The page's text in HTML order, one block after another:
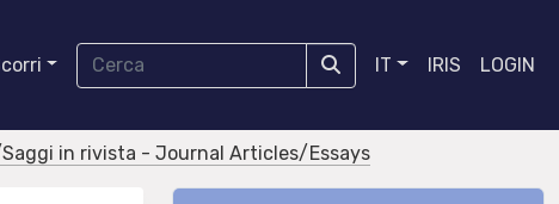
IT IRIS LOGIN
Saggi in rivista - Journal Articles/Essays